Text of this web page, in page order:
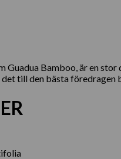
Guadua Bamboo, är en
till den bästa